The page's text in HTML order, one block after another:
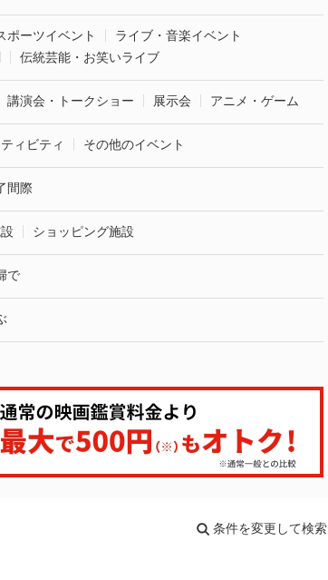
ポーツイベント
ライブ・音楽イベント
伝統芸能・お笑いライブ
講演会・トークショー 展示会 アニメ・ゲーム
ィビティ その他のイベント
間際
ショッピング施設
で
条件を変更して検索